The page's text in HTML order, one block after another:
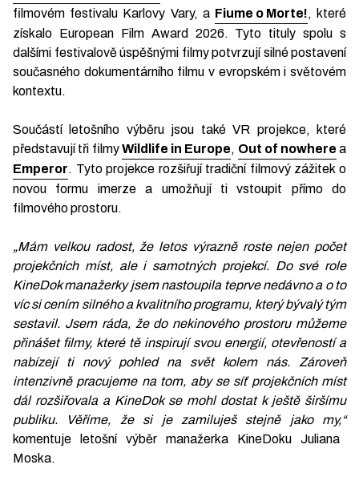
filmovém festivalu Karlovy Vary, a Fiume o Morte!, které
získalo European Film Award 2026. Tyto tituly spolu s
dalšími festivalově úspěšnými filmy potvrzují silné postavení
současného dokumentárního filmu v evropském i světovém
kontextu.
Součástí letošního výběru jsou také VR projekce, které
představují tři filmyWildlife in Europe, Out of nowhere a
Emperor. Tyto projekce rozšiřují tradiční filmový zážitek o
novou formu imerze a umožňují ti vstoupit přímo do
filmového prostoru.
„Mám velkou radost, že letos výrazně roste nejen počet
projekčních míst, ale i samotných projekcí. Do své role
KineDok manažerky jsem nastoupila teprve nedávno a o to
víc si cením silného a kvalitního programu, který bývalý tým
sestavil. Jsem ráda, že do nekinového prostoru můžeme
přinášet filmy, které tě inspirují svou energií, otevřeností a
nabízejí ti nový pohled na svět kolem nás. Zároveň
intenzivně pracujeme na tom, aby se síť projekčních míst
dál rozšiřovala a KineDok se mohl dostat k ještě širšímu
publiku. Věříme, že si je zamiluješ stejně jako my,“
komentuje letošní výběr manažerka KineDoku Juliana
Moska.